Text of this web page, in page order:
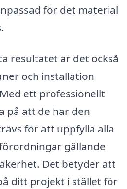
för det material
resultatet är det också
och installation
ett professionellt
på att de har den
för att uppfylla alla
gällande
Det betyder att
ditt projekt i stället för